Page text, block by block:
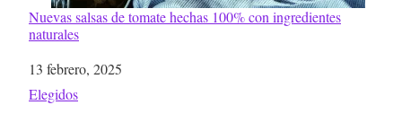
Nuevas salsas de tomate hechas 100% con ingredientes
naturales
Fecha
13 febrero, 2025
Respecto a
Elegidos